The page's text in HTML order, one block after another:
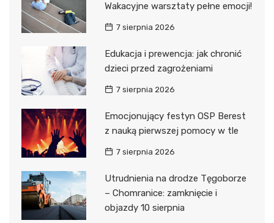
Wakacyjne warsztaty pełne emocji!
7 sierpnia 2026
Edukacja i prewencja: jak chronić
dzieci przed zagrożeniami
7 sierpnia 2026
Emocjonujący festyn OSP Berest
z nauką pierwszej pomocy w tle
7 sierpnia 2026
Utrudnienia na drodze Tęgoborze
– Chomranice: zamknięcie i
objazdy 10 sierpnia